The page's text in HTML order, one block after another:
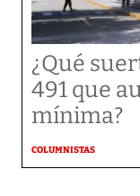
¿Qué
491 que
mínima?
COLUMNISTAS